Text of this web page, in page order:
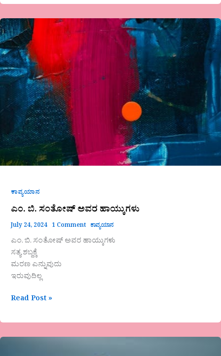
ಕಾವ್ಯಯಾನ
ಎಂ. ಬಿ. ಸಂತೋಷ್ ಅವರ ಹಾಯ್ಕುಗಳು
July 24, 2024 1 Comment ಕಾವ್ಯಯಾನ
ಎಂ. ಬಿ. ಸಂತೋಷ್ ಅವರ ಹಾಯ್ಕುಗಳು
ಸತ್ಯ ಶಬ್ದಕ್ಕೆ
ಮರಣ ಎನ್ನುವುದು
ಇರುವುದಿಲ್ಲ
ಎಂ.
ಬಿ.
ಸಂತೋಷ್
ಅವರ
ಹಾಯ್ಕುಗಳು
Read Post »